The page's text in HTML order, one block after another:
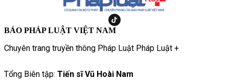
BÁO PHÁP LUẬT VIỆT NAM
Chuyên trang truyền thông Pháp Luật Pháp Luật +
Tổng Biên tập: Tiến sĩ Vũ Hoài Nam